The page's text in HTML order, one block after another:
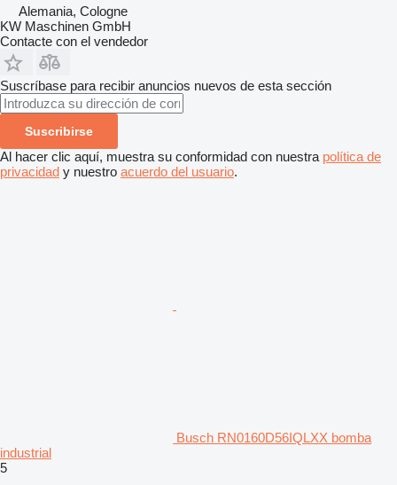
Alemania, Cologne
KW Maschinen GmbH
Contacte con el vendedor
Suscríbase para recibir anuncios nuevos de esta sección
Suscribirse
Al hacer clic aquí, muestra su conformidad con nuestra política de
privacidad y nuestro acuerdo del usuario.
Busch RN0160D56IQLXX bomba
industrial
5